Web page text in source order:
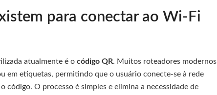
para conectar ao Wi-Fi
atualmente é o código QR. Muitos roteadores modernos
em etiquetas, permitindo que o usuário conecte-se à rede
código. O processo é simples e elimina a necessidade de